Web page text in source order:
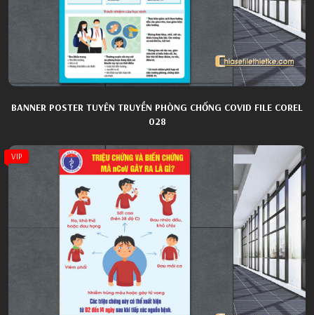
BANNER POSTER TUYÊN TRUYỀN PHÒNG CHỐNG COVID FILE COREL
028
VIP